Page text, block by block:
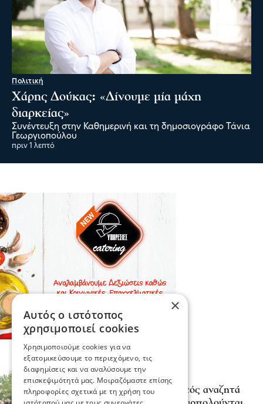
Πολιτική
Χάρης Δούκας: «Δίνουμε μία μάχη
διαρκείας»
Συνέντευξη στην Καθημερινή και τη δημοσιογράφο Τάνια
Γεωργιοπούλου
πριν 1 λεπτό
Σερραικά Νέα
Σερρών Θεολόγος: «Ο Θεός αναζητά
×
Αυτός ο ιστότοπος
χρησιμοποιεί cookies
Χρησιμοποιούμε cookies για να
εξατομικεύσουμε το περιεχόμενο, τις
διαφημίσεις και να αναλύσουμε την
επισκεψιμότητά μας. Μοιραζόμαστε επίσης
πληροφορίες σχετικά με τη χρήση του